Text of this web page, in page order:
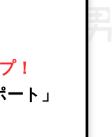
！
ト」